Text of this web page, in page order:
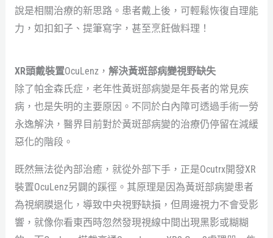
說是相關治療的新思路。患者戴上後，可輕鬆恢復自理能
力，如扣釦子、提筆寫字，甚至烹飪做料理！
XR頭戴裝置OcuLenz， 解決黃斑部病變視野缺失
除了帕金森氏症，老年性黃斑部病變是年長者的常見疾
病，也是失明的主要原因。不同於白內障可透過手術一勞
永逸解決，醫界目前對於黃斑部病變的治療仍停留在減緩
惡化的階段。
既然無法從內部治癒，就從外部下手，正是Ocutrx開發XR
裝置OcuLenz另闢的蹊徑。其原理是因為黃斑部病變患者
為視網膜退化，導致中央視野缺損，但周邊視力不會受影
響，就像你看東西時忽然發現視線中間出現黑影或糊糊